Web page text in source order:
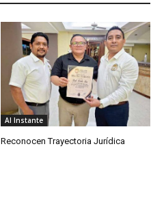
Al Instante
Reconocen Trayectoria Jurídica